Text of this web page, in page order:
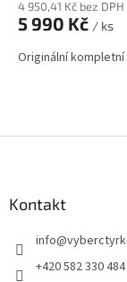
4 950,41 Kč bez DPH
5 990 Kč / ks
Originální
Kontakt
info@
+420 582 330 484